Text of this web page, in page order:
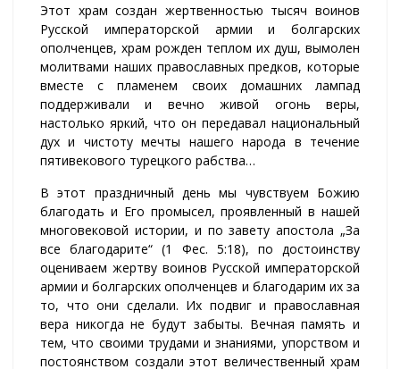
Этот храм создан жертвенностью тысяч воинов
Русской императорской армии и болгарских
ополченцев, храм рожден теплом их душ, вымолен
молитвами наших православных предков, которые
вместе с пламенем своих домашних лампад
поддерживали и вечно живой огонь веры,
настолько яркий, что он передавал национальный
дух и чистоту мечты нашего народа в течение
пятивекового турецкого рабства…
В этот праздничный день мы чувствуем Божию
благодать и Его промысел, проявленный в нашей
многовековой истории, и по завету апостола „За
все благодарите“ (1 Фес. 5:18), по достоинству
оцениваем жертву воинов Русской императорской
армии и болгарских ополченцев и благодарим их за
то, что они сделали. Их подвиг и православная
вера никогда не будут забыты. Вечная память и
тем, что своими трудами и знаниями, упорством и
постоянством создали этот величественный храм